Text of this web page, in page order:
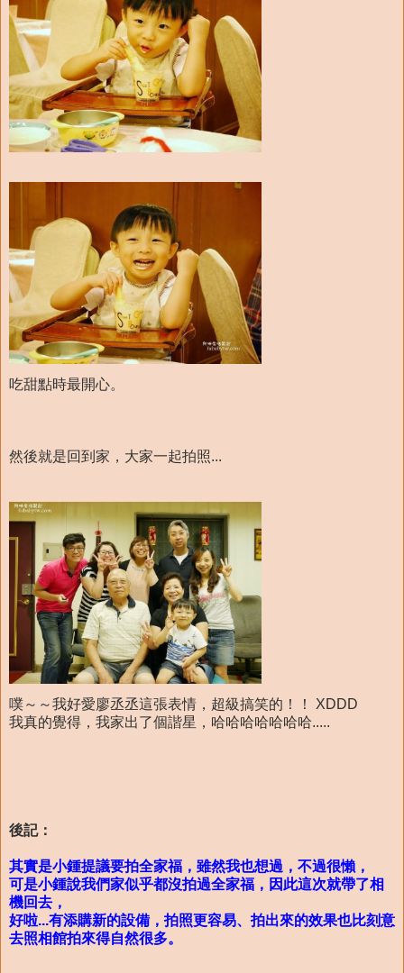
吃甜點時最開心。
然後就是回到家，大家一起拍照...
噗～～我好愛廖丞丞這張表情，超級搞笑的！！ XDDD
我真的覺得，我家出了個諧星，哈哈哈哈哈哈哈.....
後記：
其實是小鍾提議要拍全家福，雖然我也想過，不過很懶，
可是小鍾說我們家似乎都沒拍過全家福，因此這次就帶了相
機回去，
好啦...有添購新的設備，拍照更容易、拍出來的效果也比刻意
去照相館拍來得自然很多。